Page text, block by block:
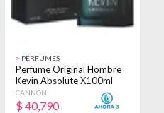
> PERFUMES
Perfume Original Hombre
Kevin Absolute X100ml
Fragancia
CANNON
$ 40,790